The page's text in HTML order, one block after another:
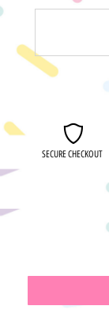
SECURE CHECKOUT